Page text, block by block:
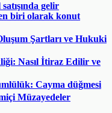
gelir
biri olarak konut
Şartları ve Hukuki
Nasıl İtiraz Edilir ve
Cayma düğmesi
Müzayedeler